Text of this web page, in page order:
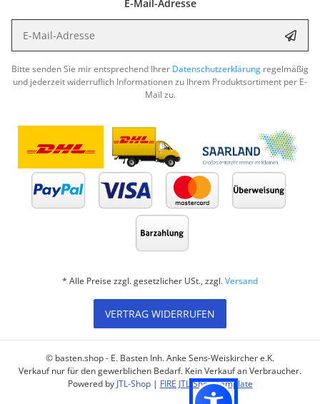
E-Mail-Adresse
Bitte senden Sie mir entsprechend Ihrer Datenschutzerklärung regelmäßig
und jederzeit widerruflich Informationen zu Ihrem Produktsortiment per E-
Mail zu.
* Alle Preise zzgl. gesetzlicher USt., zzgl.Versand
VERTRAG WIDERRUFEN
© basten.shop - E. Basten Inh. Anke Sens-Weiskircher e.K.
Verkauf nur für den gewerblichen Bedarf. Kein Verkauf an Verbraucher.
Powered by JTL-Shop | FIRE JTL-Shop Template